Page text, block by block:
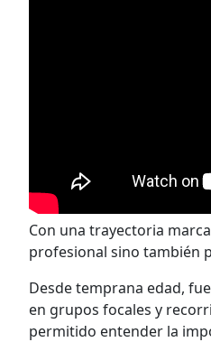
Con una trayectoria
profesional sino también
Desde temprana edad,
en grupos focales y
permitido entender la